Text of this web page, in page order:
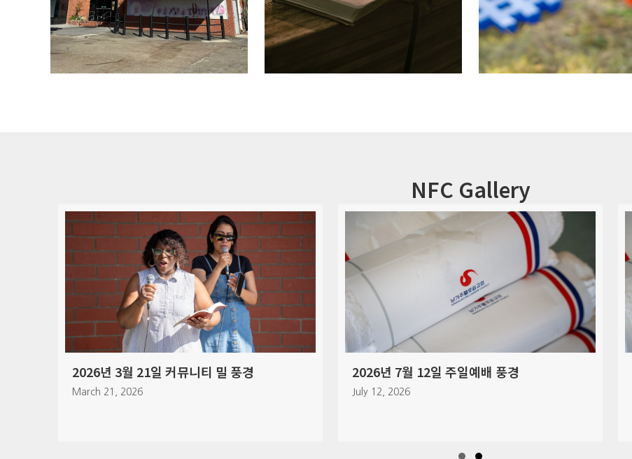
NFC Gallery
2026년 7월 12일 주일예배 풍경
July 12, 2026
2026년 5월 10일 창립 32주년 기념 예배 풍
경